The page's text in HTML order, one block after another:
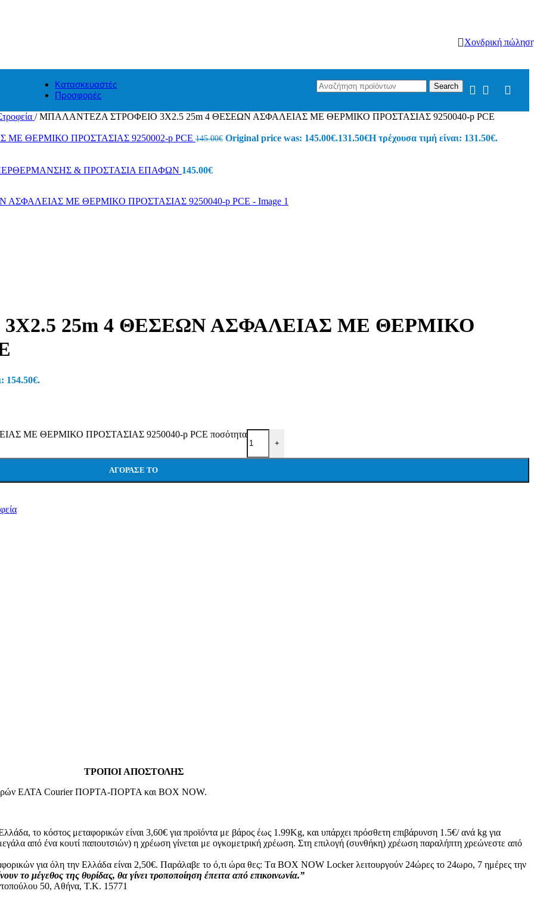
Χονδρική
Κατασκευαστές
Προσφορές
Search
/ ΜΠΑΛΑΝΤΕΖΑ ΣΤΡΟΦΕΙΟ 3X2.5 25m 4 ΘΕΣΕΩΝ ΑΣΦΑΛΕΙΑΣ ΜΕ ΘΕΡΜΙΚΟ ΠΡΟΣΤΑΣΙΑΣ 9250040-p PCE
ΘΕΡΜΙΚΟ ΠΡΟΣΤΑΣΙΑΣ 9250002-p PCE 145.00€ Original price was: 145.00€.131.50€Η τρέχουσα τιμή είναι: 131.50€.
& ΠΡΟΣΤΑΣΙΑ ΕΠΑΦΩΝ 145.00€
25m 4 ΘΕΣΕΩΝ ΑΣΦΑΛΕΙΑΣ ΜΕ ΘΕΡΜΙΚΟ
154.50€.
ΜΕ ΘΕΡΜΙΚΟ ΠΡΟΣΤΑΣΙΑΣ 9250040-p PCE ποσότητα
+
ΑΓΌΡΑΣΕ ΤΟ
ΤΡΟΠΟΙ ΑΠΟΣΤΟΛΗΣ
ΕΛΤΑ Courier ΠΟΡΤΑ-ΠΟΡΤΑ και BOX NOW.
το κόστος μεταφορικών είναι 3,60€ για προϊόντα με βάρος έως 1.99Kg, και υπάρχει πρόσθετη επιβάρυνση 1.5€/ ανά kg για
από ένα κουτί παπουτσιών) η χρέωση γίνεται με ογκομετρική χρέωση. Στη επιλογή (συνθήκη) χρέωση παραλήπτη χρεώνεστε από
για όλη την Ελλάδα είναι 2,50€. Παράλαβε το ό,τι ώρα θες: Tα ΒΟΧ ΝΟW Locker λειτουργούν 24ώρες το 24ωρο, 7 ημέρες την
το μέγεθος της θυρίδας, θα γίνει τροποποίηση έπειτα από επικοινωνία.”
50, Αθήνα, Τ.Κ. 15771